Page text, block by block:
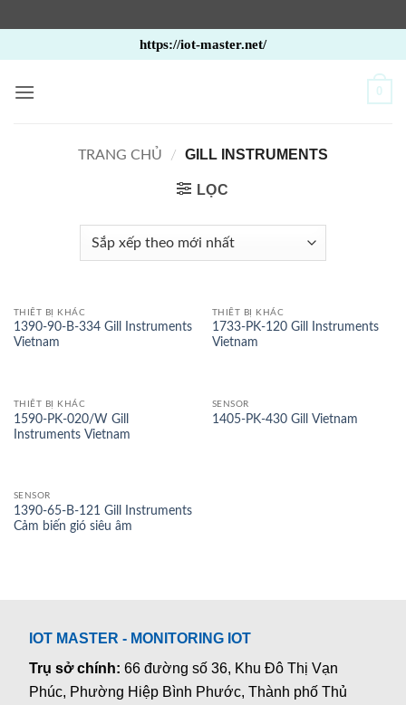
qua
nội
https://iot-master.net/
0
TRANG CHỦ / GILL INSTRUMENTS
LỌC
THIẾT BỊ KHÁC
1390-90-B-334 Gill Instruments
Vietnam
THIẾT BỊ KHÁC
1733-PK-120 Gill Instruments
Vietnam
THIẾT BỊ KHÁC
1590-PK-020/W Gill
Instruments Vietnam
SENSOR
1405-PK-430 Gill Vietnam
SENSOR
1390-65-B-121 Gill Instruments
Cảm biến gió siêu âm
IOT MASTER - MONITORING IOT
Trụ sở chính:66 đường số 36, Khu Đô Thị Vạn
Phúc, Phường Hiệp Bình Phước, Thành phố Thủ